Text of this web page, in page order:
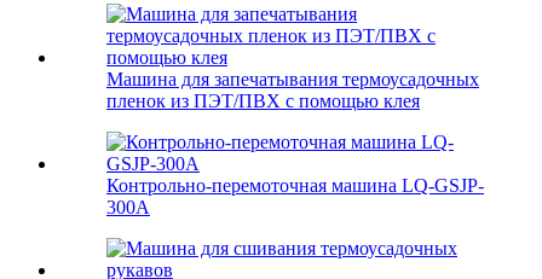
Машина для запечатывания термоусадочных
пленок из ПЭТ/ПВХ с помощью клея
Контрольно-перемоточная машина LQ-GSJP-
300A